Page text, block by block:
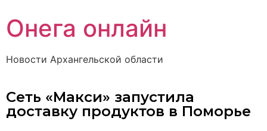
Онега онлайн
Новости Архангельской области
Сеть «Макси» запустила
доставку продуктов в Поморье